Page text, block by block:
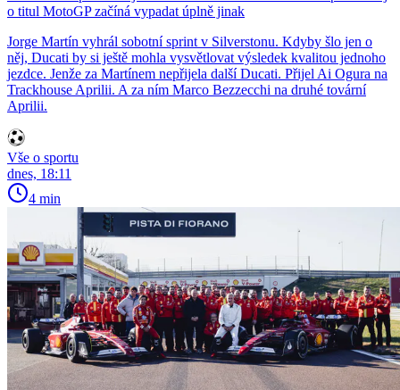
o titul MotoGP začíná vypadat úplně jinak
Jorge Martín vyhrál sobotní sprint v Silverstonu. Kdyby šlo jen o
něj, Ducati by si ještě mohla vysvětlovat výsledek kvalitou jednoho
jezdce. Jenže za Martínem nepřijela další Ducati. Přijel Ai Ogura na
Trackhouse Aprilii. A za ním Marco Bezzecchi na druhé tovární
Aprilii.
Vše o sportu
dnes, 18:11
4 min